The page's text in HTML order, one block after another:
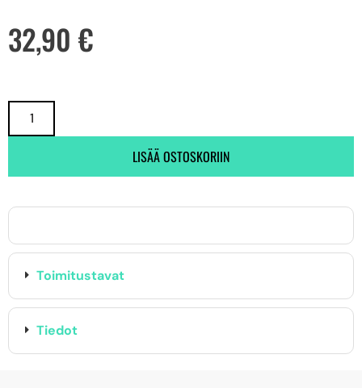
32,90 €
LISÄÄ OSTOSKORIIN
Toimitustavat
Tiedot